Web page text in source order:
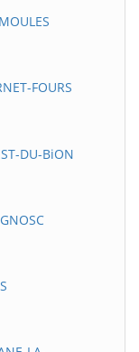
FOURS
DU-BiON